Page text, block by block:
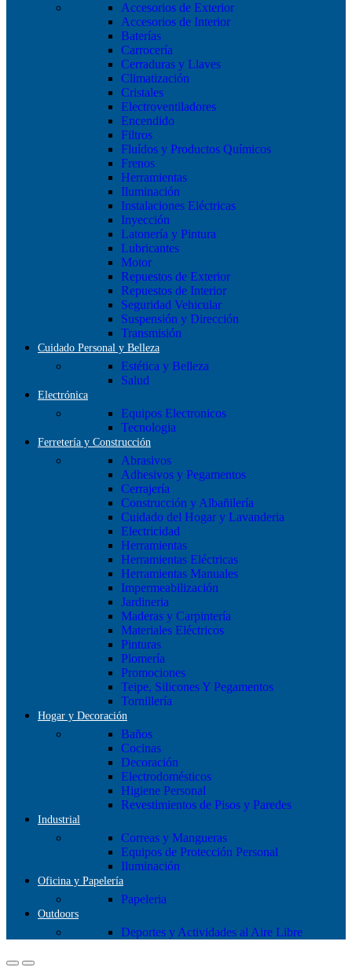
Accesorios de Exterior
Accesorios de Interior
Baterías
Carrocería
Cerraduras y Llaves
Climatización
Cristales
Electroventiladores
Encendido
Filtros
Fluídos y Productos Químicos
Frenos
Herramientas
Iluminación
Instalaciones Eléctricas
Inyección
Latonería y Pintura
Lubricantes
Motor
Repuestos de Exterior
Repuestos de Interior
Seguridad Vehicular
Suspensión y Dirección
Transmisión
Cuidado Personal y Belleza
Estética y Belleza
Salud
Electrónica
Equipos Electronicos
Tecnologia
Ferretería y Construcción
Abrasivos
Adhesivos y Pegamentos
Cerrajería
Construcción y Albañilería
Cuidado del Hogar y Lavanderia
Electricidad
Herramientas
Herramientas Eléctricas
Herramientas Manuales
Impermeabilización
Jardineria
Maderas y Carpintería
Materiales Eléctricos
Pinturas
Plomería
Promociones
Teipe, Silicones Y Pegamentos
Tornillería
Hogar y Decoración
Baños
Cocinas
Decoración
Electrodomésticos
Higiene Personal
Revestimientos de Pisos y Paredes
Industrial
Correas y Mangueras
Equipos de Protección Personal
Iluminación
Oficina y Papelería
Papeleria
Outdoors
Deportes y Actividades al Aire Libre